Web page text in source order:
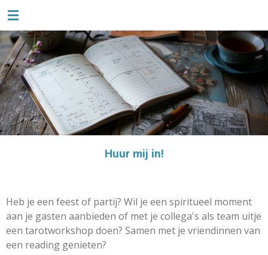
Ga
naar
de
hoofdinhoud
Huur mij in!
Heb je een feest of partij? Wil je een spiritueel moment
aan je gasten aanbieden of met je collega's als team uitje
een tarotworkshop doen? Samen met je vriendinnen van
een reading genieten?